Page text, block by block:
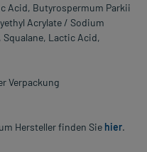
Acid, Butyrospermum Parkii
Acrylate / Sodium
Lactic Acid,
Verpackung
Hersteller finden Sie hier.